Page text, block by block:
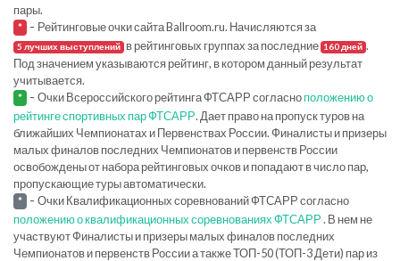
пары.
* - Рейтинговые очки сайта Ballroom.ru. Начисляются за
5 лучших выступлений в рейтинговых группах за последние 160 дней .
Под значением указываются рейтинг, в котором данный результат
учитывается.
* - Очки Всероссийского рейтинга ФТСАРР согласноположению о
рейтинге спортивных пар ФТСАРР. Дает право на пропуск туров на
ближайших Чемпионатах и Первенствах России. Финалисты и призеры
малых финалов последних Чемпионатов и первенств России
освобождены от набора рейтинговых очков и попадают в число пар,
пропускающие туры автоматически.
* - Очки Квалификационных соревнований ФТСАРР согласно
положению о квалификационных соревнованиях ФТСАРР. В нем не
участвуют Финалисты и призеры малых финалов последних
Чемпионатов и первенств России а также ТОП-50 (ТОП-3 Дети) пар из